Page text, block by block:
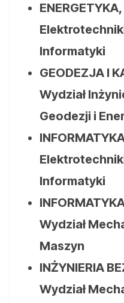
Informatyki
GEODEZJA I
Wydział
Geodezji i
Informatyki
Wydział
Maszyn
INŻYNIERIA
Wydział